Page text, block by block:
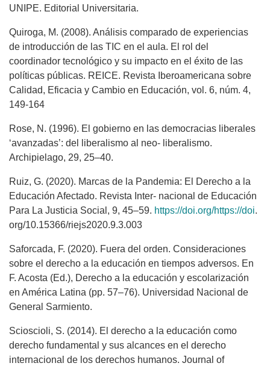
UNIPE. Editorial Universitaria.
Quiroga, M. (2008). Análisis comparado de experiencias
de introducción de las TIC en el aula. El rol del
coordinador tecnológico y su impacto en el éxito de las
políticas públicas. REICE. Revista Iberoamericana sobre
Calidad, Eficacia y Cambio en Educación, vol. 6, núm. 4,
149-164
Rose, N. (1996). El gobierno en las democracias liberales
‘avanzadas’: del liberalismo al neo- liberalismo.
Archipielago, 29, 25–40.
Ruiz, G. (2020). Marcas de la Pandemia: El Derecho a la
Educación Afectado. Revista Inter- nacional de Educación
Para La Justicia Social, 9, 45–59. https://doi.org/https://doi.
org/10.15366/riejs2020.9.3.003
Saforcada, F. (2020). Fuera del orden. Consideraciones
sobre el derecho a la educación en tiempos adversos. En
F. Acosta (Ed.), Derecho a la educación y escolarización
en América Latina (pp. 57–76). Universidad Nacional de
General Sarmiento.
Scioscioli, S. (2014). El derecho a la educación como
derecho fundamental y sus alcances en el derecho
internacional de los derechos humanos. Journal of